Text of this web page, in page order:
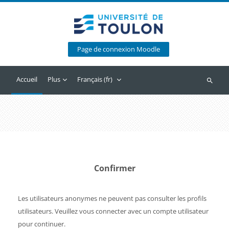
Page de connexion Moodle
Accueil Plus Français ‎(fr)‎
Confirmer
Les utilisateurs anonymes ne peuvent pas consulter les profils
utilisateurs. Veuillez vous connecter avec un compte utilisateur
pour continuer.